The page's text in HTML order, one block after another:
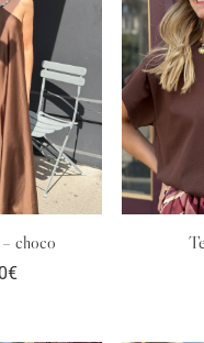
choco
€